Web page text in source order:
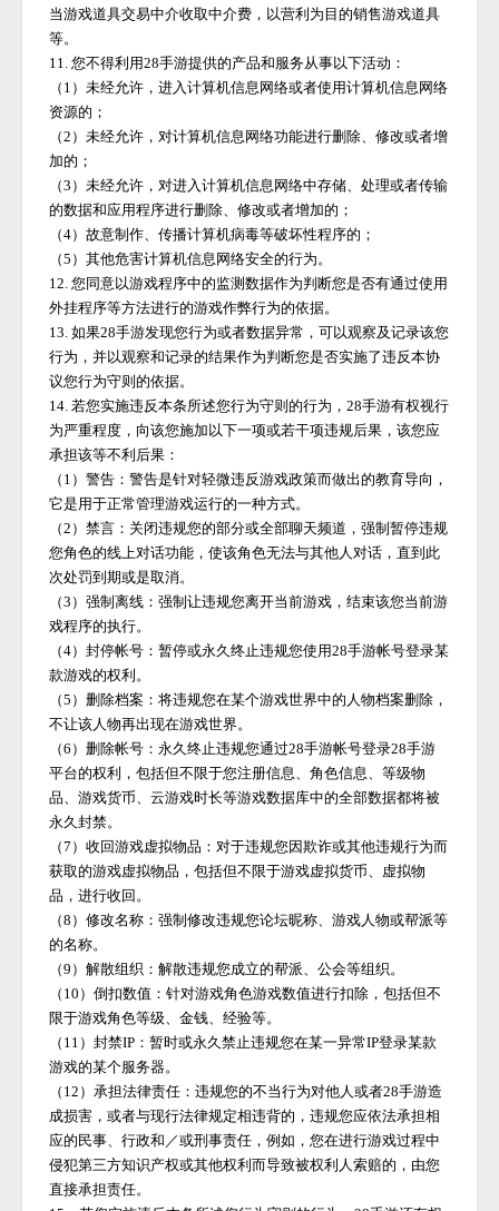
当游戏道具交易中介收取中介费，以营利为目的销售游戏道具
等。
11. 您不得利用28手游提供的产品和服务从事以下活动：
（ 1）未经允许，进入计算机信息网络或者使用计算机信息网络
资源的；
（2）未经允许，对计算机信息网络功能进行删除、修改或者增
加的；
（3）未经允许，对进入计算机信息网络中存储、处理或者传输
的数据和应用程序进行删除、修改或者增加的；
（4）故意制作、传播计算机病毒等破坏性程序的；
（5）其他危害计算机信息网络安全的行为。
12. 您同意以游戏程序中的监测数据作为判断您是否有通过使用
外挂程序等方法进行的游戏作弊行为的依据。
13. 如果28手游发现您行为或者数据异常，可以观察及记录该您
行为，并以观察和记录的结果作为判断您是否实施了违反本协
议您行为守则的依据。
14. 若您实施违反本条所述您行为守则的行为，28手游有权视行
为严重程度，向该您施加以下一项或若干项违规后果，该您应
承担该等不利后果：
（ 1）警告：警告是针对轻微违反游戏政策而做出的教育导向，
它是用于正常管理游戏运行的一种方式。
（2）禁言：关闭违规您的部分或全部聊天频道，强制暂停违规
您角色的线上对话功能，使该角色无法与其他人对话，直到此
次处罚到期或是取消。
（3）强制离线：强制让违规您离开当前游戏，结束该您当前游
戏程序的执行。
（4）封停帐号：暂停或永久终止违规您使用28手游帐号登录某
款游戏的权利。
（5）删除档案：将违规您在某个游戏世界中的人物档案删除，
不让该人物再出现在游戏世界。
（6）删除帐号：永久终止违规您通过28手游帐号登录28手游
平台的权利，包括但不限于您注册信息、角色信息、等级物
品、游戏货币、云游戏时长等游戏数据库中的全部数据都将被
永久封禁。
（7）收回游戏虚拟物品：对于违规您因欺诈或其他违规行为而
获取的游戏虚拟物品，包括但不限于游戏虚拟货币、虚拟物
品，进行收回。
（8）修改名称：强制修改违规您论坛昵称、游戏人物或帮派等
的名称。
（9）解散组织：解散违规您成立的帮派、公会等组织。
（ 10）倒扣数值：针对游戏角色游戏数值进行扣除，包括但不
限于游戏角色等级、金钱、经验等。
（ 11）封禁IP：暂时或永久禁止违规您在某一异常IP登录某款
游戏的某个服务器。
（ 12）承担法律责任：违规您的不当行为对他人或者28手游造
成损害，或者与现行法律规定相违背的，违规您应依法承担相
应的民事、行政和／或刑事责任，例如，您在进行游戏过程中
侵犯第三方知识产权或其他权利而导致被权利人索赔的，由您
直接承担责任。